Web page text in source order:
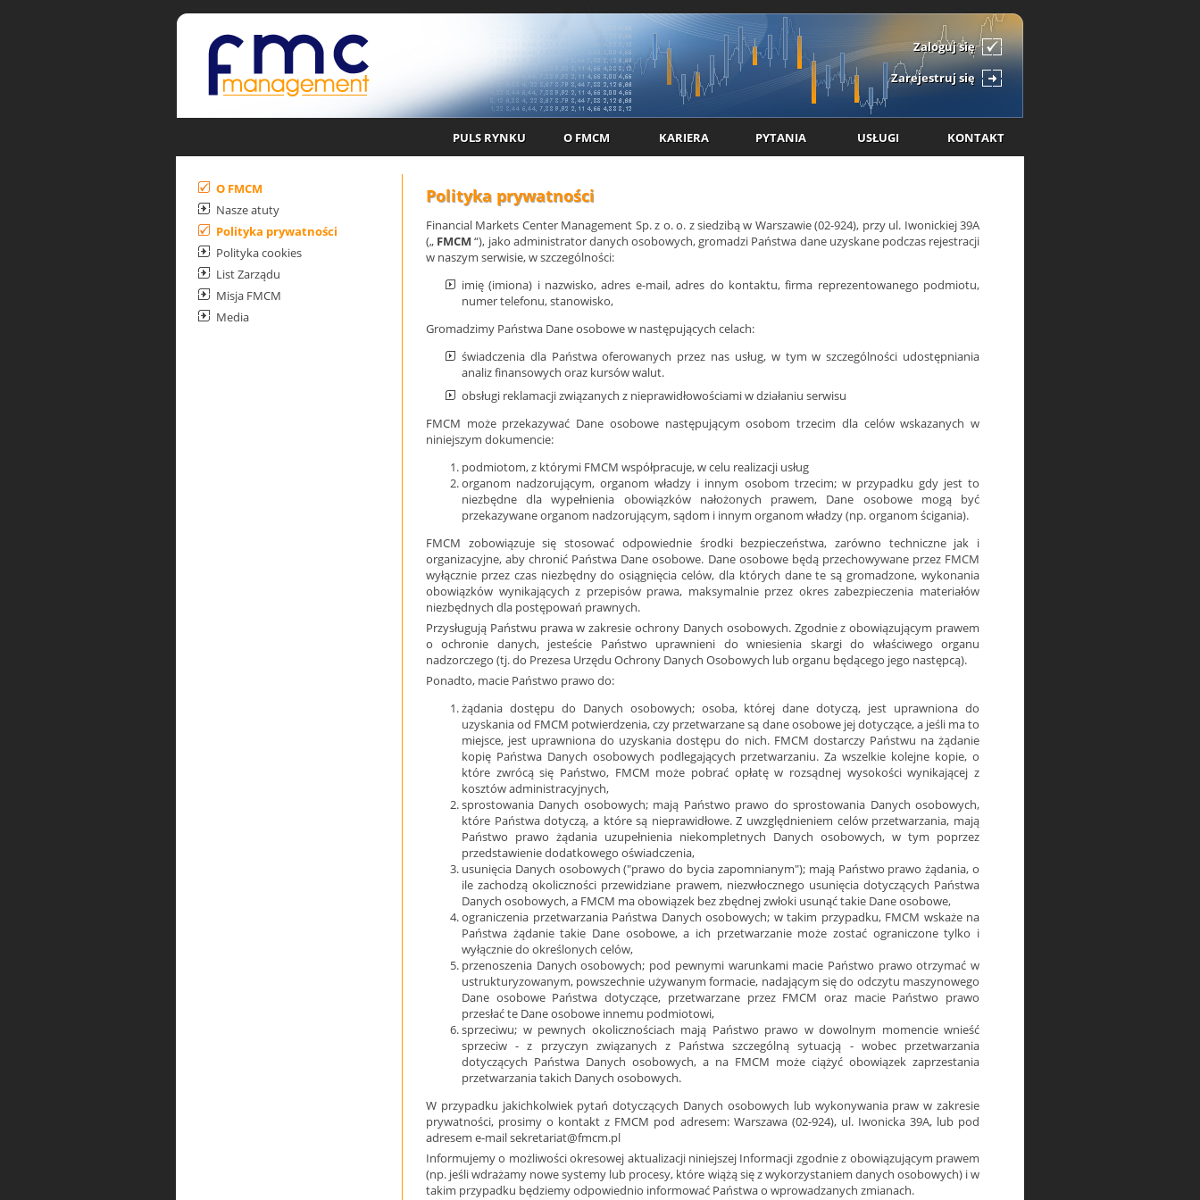
Zaloguj się
Zarejestruj się
PULS RYNKU O FMCM KARIERA PYTANIA USŁUGI KONTAKT
O FMCM
Nasze atuty
Polityka prywatności
Polityka cookies
List Zarządu
Misja FMCM
Media
Polityka prywatności
Financial Markets Center Management Sp. z o. o. z siedzibą w Warszawie (02-924), przy ul. Iwonickiej 39A
(„ FMCM“), jako administrator danych osobowych, gromadzi Państwa dane uzyskane podczas rejestracji
w naszym serwisie, w szczególności:
imię (imiona) i nazwisko, adres e-mail, adres do kontaktu, firma reprezentowanego podmiotu,
numer telefonu, stanowisko,
Gromadzimy Państwa Dane osobowe w następujących celach:
świadczenia dla Państwa oferowanych przez nas usług, w tym w szczególności udostępniania
analiz finansowych oraz kursów walut.
obsługi reklamacji związanych z nieprawidłowościami w działaniu serwisu
FMCM może przekazywać Dane osobowe następującym osobom trzecim dla celów wskazanych w
niniejszym dokumencie:
podmiotom, z którymi FMCM współpracuje, w celu realizacji usług
organom nadzorującym, organom władzy i innym osobom trzecim; w przypadku gdy jest to
niezbędne dla wypełnienia obowiązków nałożonych prawem, Dane osobowe mogą być
przekazywane organom nadzorującym, sądom i innym organom władzy (np. organom ścigania).
FMCM zobowiązuje się stosować odpowiednie środki bezpieczeństwa, zarówno techniczne jak i
organizacyjne, aby chronić Państwa Dane osobowe. Dane osobowe będą przechowywane przez FMCM
wyłącznie przez czas niezbędny do osiągnięcia celów, dla których dane te są gromadzone, wykonania
obowiązków wynikających z przepisów prawa, maksymalnie przez okres zabezpieczenia materiałów
niezbędnych dla postępowań prawnych.
Przysługują Państwu prawa w zakresie ochrony Danych osobowych. Zgodnie z obowiązującym prawem
o ochronie danych, jesteście Państwo uprawnieni do wniesienia skargi do właściwego organu
nadzorczego (tj. do Prezesa Urzędu Ochrony Danych Osobowych lub organu będącego jego następcą).
Ponadto, macie Państwo prawo do:
żądania dostępu do Danych osobowych; osoba, której dane dotyczą, jest uprawniona do
uzyskania od FMCM potwierdzenia, czy przetwarzane są dane osobowe jej dotyczące, a jeśli ma to
miejsce, jest uprawniona do uzyskania dostępu do nich. FMCM dostarczy Państwu na żądanie
kopię Państwa Danych osobowych podlegających przetwarzaniu. Za wszelkie kolejne kopie, o
które zwrócą się Państwo, FMCM może pobrać opłatę w rozsądnej wysokości wynikającej z
kosztów administracyjnych,
sprostowania Danych osobowych; mają Państwo prawo do sprostowania Danych osobowych,
które Państwa dotyczą, a które są nieprawidłowe. Z uwzględnieniem celów przetwarzania, mają
Państwo prawo żądania uzupełnienia niekompletnych Danych osobowych, w tym poprzez
przedstawienie dodatkowego oświadczenia,
usunięcia Danych osobowych ("prawo do bycia zapomnianym"); mają Państwo prawo żądania, o
ile zachodzą okoliczności przewidziane prawem, niezwłocznego usunięcia dotyczących Państwa
Danych osobowych, a FMCM ma obowiązek bez zbędnej zwłoki usunąć takie Dane osobowe,
ograniczenia przetwarzania Państwa Danych osobowych; w takim przypadku, FMCM wskaże na
Państwa żądanie takie Dane osobowe, a ich przetwarzanie może zostać ograniczone tylko i
wyłącznie do określonych celów,
przenoszenia Danych osobowych; pod pewnymi warunkami macie Państwo prawo otrzymać w
ustrukturyzowanym, powszechnie używanym formacie, nadającym się do odczytu maszynowego
Dane osobowe Państwa dotyczące, przetwarzane przez FMCM oraz macie Państwo prawo
przesłać te Dane osobowe innemu podmiotowi,
sprzeciwu; w pewnych okolicznościach mają Państwo prawo w dowolnym momencie wnieść
sprzeciw - z przyczyn związanych z Państwa szczególną sytuacją - wobec przetwarzania
dotyczących Państwa Danych osobowych, a na FMCM może ciążyć obowiązek zaprzestania
przetwarzania takich Danych osobowych.
W przypadku jakichkolwiek pytań dotyczących Danych osobowych lub wykonywania praw w zakresie
prywatności, prosimy o kontakt z FMCM pod adresem: Warszawa (02-924), ul. Iwonicka 39A, lub pod
adresem e-mail sekretariat@fmcm.pl
Informujemy o możliwości okresowej aktualizacji niniejszej Informacji zgodnie z obowiązującym prawem
(np. jeśli wdrażamy nowe systemy lub procesy, które wiążą się z wykorzystaniem danych osobowych) i w
takim przypadku będziemy odpowiednio informować Państwa o wprowadzanych zmianach.